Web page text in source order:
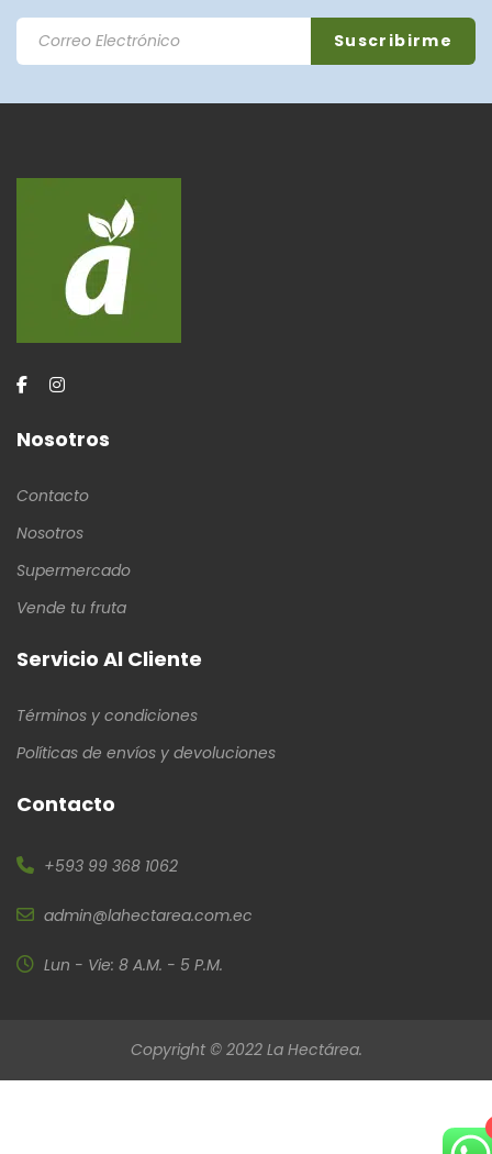
Nosotros
Contacto
Nosotros
Supermercado
Vende tu fruta
Servicio Al Cliente
Términos y condiciones
Políticas de envíos y devoluciones
Contacto
+593 99 368 1062
admin@lahectarea.com.ec
Lun - Vie: 8 A.M. - 5 P.M.
Copyright © 2022 La Hectárea.